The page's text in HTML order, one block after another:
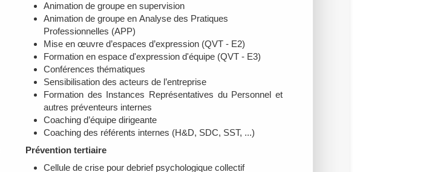
Animation de groupe en supervision
Animation de groupe en Analyse des Pratiques
Professionnelles (APP)
Mise en œuvre d’espaces d’expression (QVT - E2)
Formation en espace d'expression d'équipe (QVT - E3)
Conférences thématiques
Sensibilisation des acteurs de l’entreprise
Formation des Instances Représentatives du Personnel et
autres préventeurs internes
Coaching d’équipe dirigeante
Coaching des référents internes (H&D, SDC, SST, ...)
Prévention tertiaire
Cellule de crise pour debrief psychologique collectif